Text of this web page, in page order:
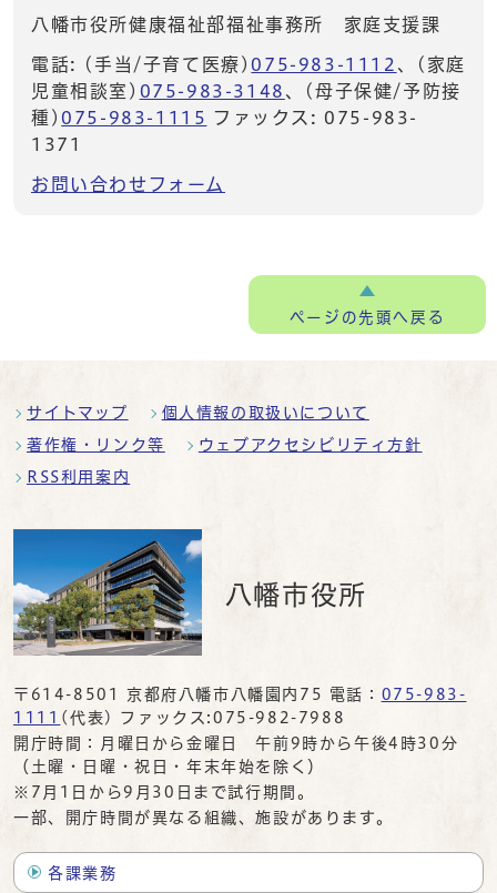
八幡市役所健康福祉部福祉事務所 家庭支援課
電話: (手当/子育て医療) 075-983-1112 、(家庭
児童相談室) 075-983-3148 、(母子保健/予防接
種) 075-983-1115 ファックス: 075-983-
1371
お問い合わせフォーム
ページの先頭へ戻る
サイトマップ 個人情報の取扱いについて
著作権・リンク等 ウェブアクセシビリティ方針
RSS利用案内
八幡市役所
〒614-8501 京都府八幡市八幡園内75 電話： 075-983-
1111 (代表) ファックス:075-982-7988
開庁時間：月曜日から金曜日 午前9時から午後4時30分
（土曜・日曜・祝日・年末年始を除く）
※7月1日から9月30日まで試行期間。
一部、開庁時間が異なる組織、施設があります。
各課業務